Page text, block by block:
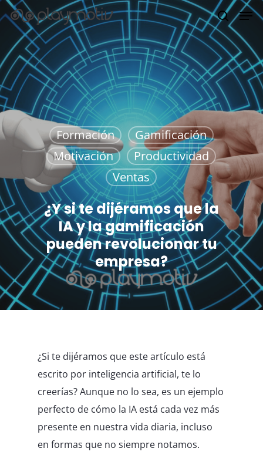
Hit enter to search or ESC to close
Formación
Gamificación
Motivación
Productividad
Ventas
¿Y si te dijéramos que la
IA y la gamificación
pueden revolucionar tu
empresa?
¿Si te dijéramos que este artículo está
escrito por inteligencia artificial, te lo
creerías? Aunque no lo sea, es un ejemplo
perfecto de cómo la IA está cada vez más
presente en nuestra vida diaria, incluso
en formas que no siempre notamos.